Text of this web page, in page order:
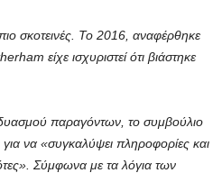
σκοτεινές. Το 2016, αναφέρθηκε
είχε ισχυριστεί ότι βιάστηκε
παραγόντων, το συμβούλιο
να «συγκαλύψει πληροφορίες και
Σύμφωνα με τα λόγια των